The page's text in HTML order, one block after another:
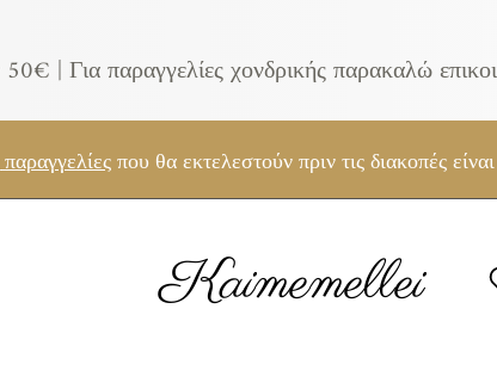
50€ |Για παραγγελίες χονδρικής παρακαλώ
που θα εκτελεστούν πριν τις διακοπές
Kaimemellei